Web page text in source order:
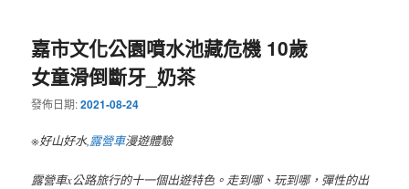
嘉市文化公園噴水池藏危機 10歲
女童滑倒斷牙_奶茶
發佈日期:2021-08-24
※好山好水,露營車漫遊體驗
露營車x公路旅行的十一個出遊特色。走到哪、玩到哪，彈性的出